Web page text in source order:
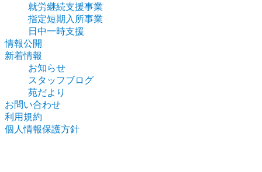
就労継続支援事業
指定短期入所事業
日中一時支援
情報公開
新着情報
お知らせ
スタッフブログ
苑だより
お問い合わせ
利用規約
個人情報保護方針